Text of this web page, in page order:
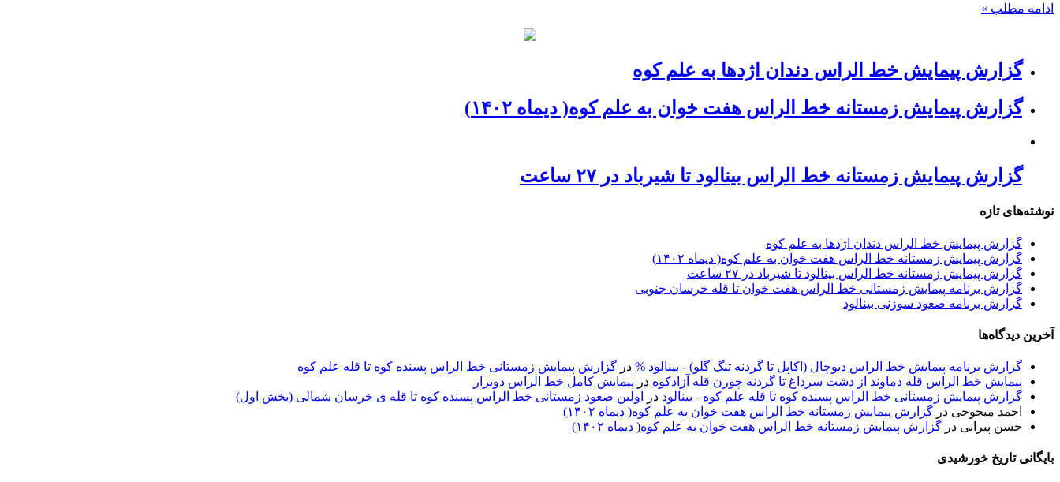
ادامه مطلب »
گزارش پیمایش خط الراس دندان اژدها به علم کوه
گزارش پیمایش زمستانه خط الراس هفت خوان به علم کوه( دیماه ۱۴۰۲)
گزارش پیمایش زمستانه خط الراس بینالود تا شیرباد در ۲۷ ساعت
نوشته‌های تازه
گزارش پیمایش خط الراس دندان اژدها به علم کوه
گزارش پیمایش زمستانه خط الراس هفت خوان به علم کوه( دیماه ۱۴۰۲)
گزارش پیمایش زمستانه خط الراس بینالود تا شیرباد در ۲۷ ساعت
گزارش برنامه پیمایش زمستانی خط الراس هفت خوان تا قله خرسان جنوبی
گزارش برنامه صعود سوزنی بینالود
آخرین دیدگاه‌ها
گزارش برنامه پيمايش خط الراس ديوچال (اكاپل تا گردنه تنگ گلو) - بينالود % در گزارش پیمایش زمستانی خط الراس پسنده کوه تا قله علم کوه
پيمايش خط الراس قله دماوند از دشت سرداغ تا گردنه چورن قله آزادكوه در پیمایش کامل خط الراس دوبرار
گزارش پیمایش زمستانی خط الراس پسنده کوه تا قله علم کوه - بينالود در
اولین صعود زمستانی خط الراس پسنده کوه تا قله ی خرسان شمالی (بخش اول)
احمد میجوجی در گزارش پیمایش زمستانه خط الراس هفت خوان به علم کوه( دیماه ۱۴۰۲)
حسن پیرانی در گزارش پیمایش زمستانه خط الراس هفت خوان به علم کوه( دیماه ۱۴۰۲)
بایگانی تاریخ خورشیدی